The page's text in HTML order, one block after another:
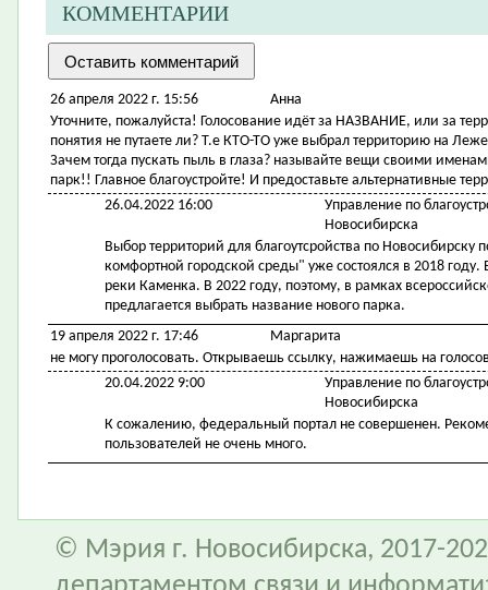
КОММЕНТАРИИ
26 апреля 2022 г. 15:56
Анна
Уточните, пожалуйста! Голосование идёт за НАЗВАНИЕ, или за
понятия не путаете ли? Т.е КТО-ТО уже выбрал территорию на
Зачем тогда пускать пыль в глаза? называйте вещи своими
парк!! Главное благоустройте! И предоставьте альтернативные
26.04.2022 16:00
Управление по
Новосибирска
Выбор территорий для благоутсройства по
комфортной городской среды" уже состоялся в 2018
реки Каменка. В 2022 году, поэтому, в рамках
предлагается выбрать название нового парка.
19 апреля 2022 г. 17:46
Маргарита
не могу проголосовать. Открываешь ссылку, нажимаешь на
20.04.2022 9:00
Управление по
Новосибирска
К сожалению, федеральный портал не совершенен.
пользователей не очень много.
© Мэрия г. Новосибирска, 2017-